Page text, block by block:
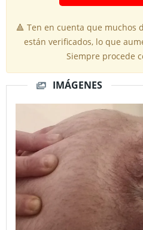
🔺 Ten en cuenta que muchos
están verificados, lo que
Siempre procede
IMÁGENES